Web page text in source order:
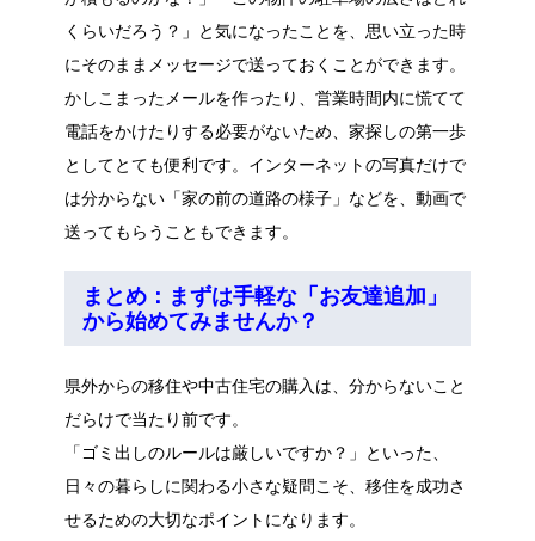
くらいだろう？」と気になったことを、思い立った時
にそのままメッセージで送っておくことができます。
かしこまったメールを作ったり、営業時間内に慌てて
電話をかけたりする必要がないため、家探しの第一歩
としてとても便利です。インターネットの写真だけで
は分からない「家の前の道路の様子」などを、動画で
送ってもらうこともできます。
まとめ：まずは手軽な「お友達追加」
から始めてみませんか？
県外からの移住や中古住宅の購入は、分からないこと
だらけで当たり前です。
「ゴミ出しのルールは厳しいですか？」といった、
日々の暮らしに関わる小さな疑問こそ、移住を成功さ
せるための大切なポイントになります。